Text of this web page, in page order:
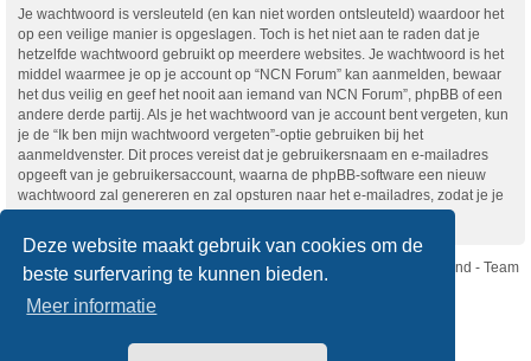
Deze website maakt gebruik van cookies om de
beste surfervaring te kunnen bieden.
Meer informatie
Je wachtwoord is versleuteld (en kan niet worden ontsleuteld) waardoor het
op een veilige manier is opgeslagen. Toch is het niet aan te raden dat je
hetzelfde wachtwoord gebruikt op meerdere websites. Je wachtwoord is het
middel waarmee je op je account op “NCN Forum” kan aanmelden, bewaar
het dus veilig en geef het nooit aan iemand van NCN Forum”, phpBB of een
andere derde partij. Als je het wachtwoord van je account bent vergeten, kun
je de “Ik ben mijn wachtwoord vergeten”-optie gebruiken bij het
aanmeldvenster. Dit proces vereist dat je gebruikersnaam en e-mailadres
opgeeft van je gebruikersaccount, waarna de phpBB-software een nieuw
wachtwoord zal genereren en zal opsturen naar het e-mailadres, zodat je je
opnieuw kunt aanmelden.
Nikon Club Nederland - Team
Forum
Copyright © Nikon Club Nederland 2023